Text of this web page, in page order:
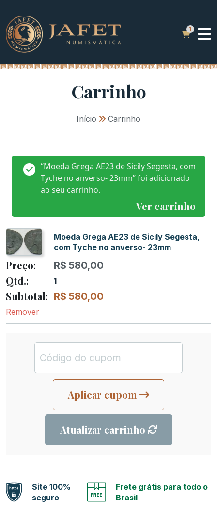
Carrinho
Início » Carrinho
Ver carrinho
“Moeda Grega AE23 de Sicily Segesta, com
Tyche no anverso- 23mm” foi adicionado
ao seu carrinho.
Moeda Grega AE23 de Sicily Segesta,
com Tyche no anverso- 23mm
R$ 580,00
1
R$ 580,00
Remover
Aplicar cupom
Atualizar carrinho
Site 100%
seguro
Frete grátis para todo o
Brasil